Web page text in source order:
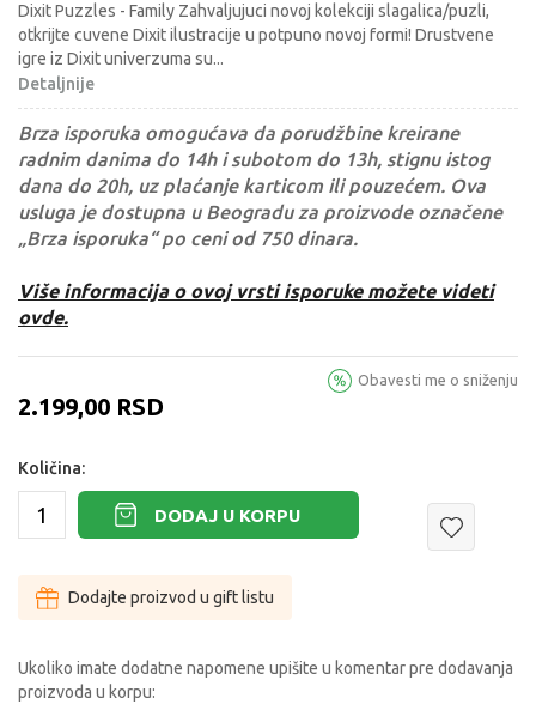
Dixit Puzzles - Family Zahvaljujuci novoj kolekciji slagalica/puzli,
otkrijte cuvene Dixit ilustracije u potpuno novoj formi! Drustvene
igre iz Dixit univerzuma su...
Detaljnije
Brza isporuka omogućava da porudžbine kreirane
radnim danima do 14h i subotom do 13h, stignu istog
dana do 20h, uz plaćanje karticom ili pouzećem. Ova
usluga je dostupna u Beogradu za proizvode označene
„Brza isporuka“ po ceni od 750 dinara.
Više informacija o ovoj vrsti isporuke možete videti
ovde.
2.199,00 RSD
Obavesti me o sniženju
Količina:
DODAJ U KORPU
Dodajte proizvod u gift listu
Ukoliko imate dodatne napomene upišite u komentar pre dodavanja
proizvoda u korpu: